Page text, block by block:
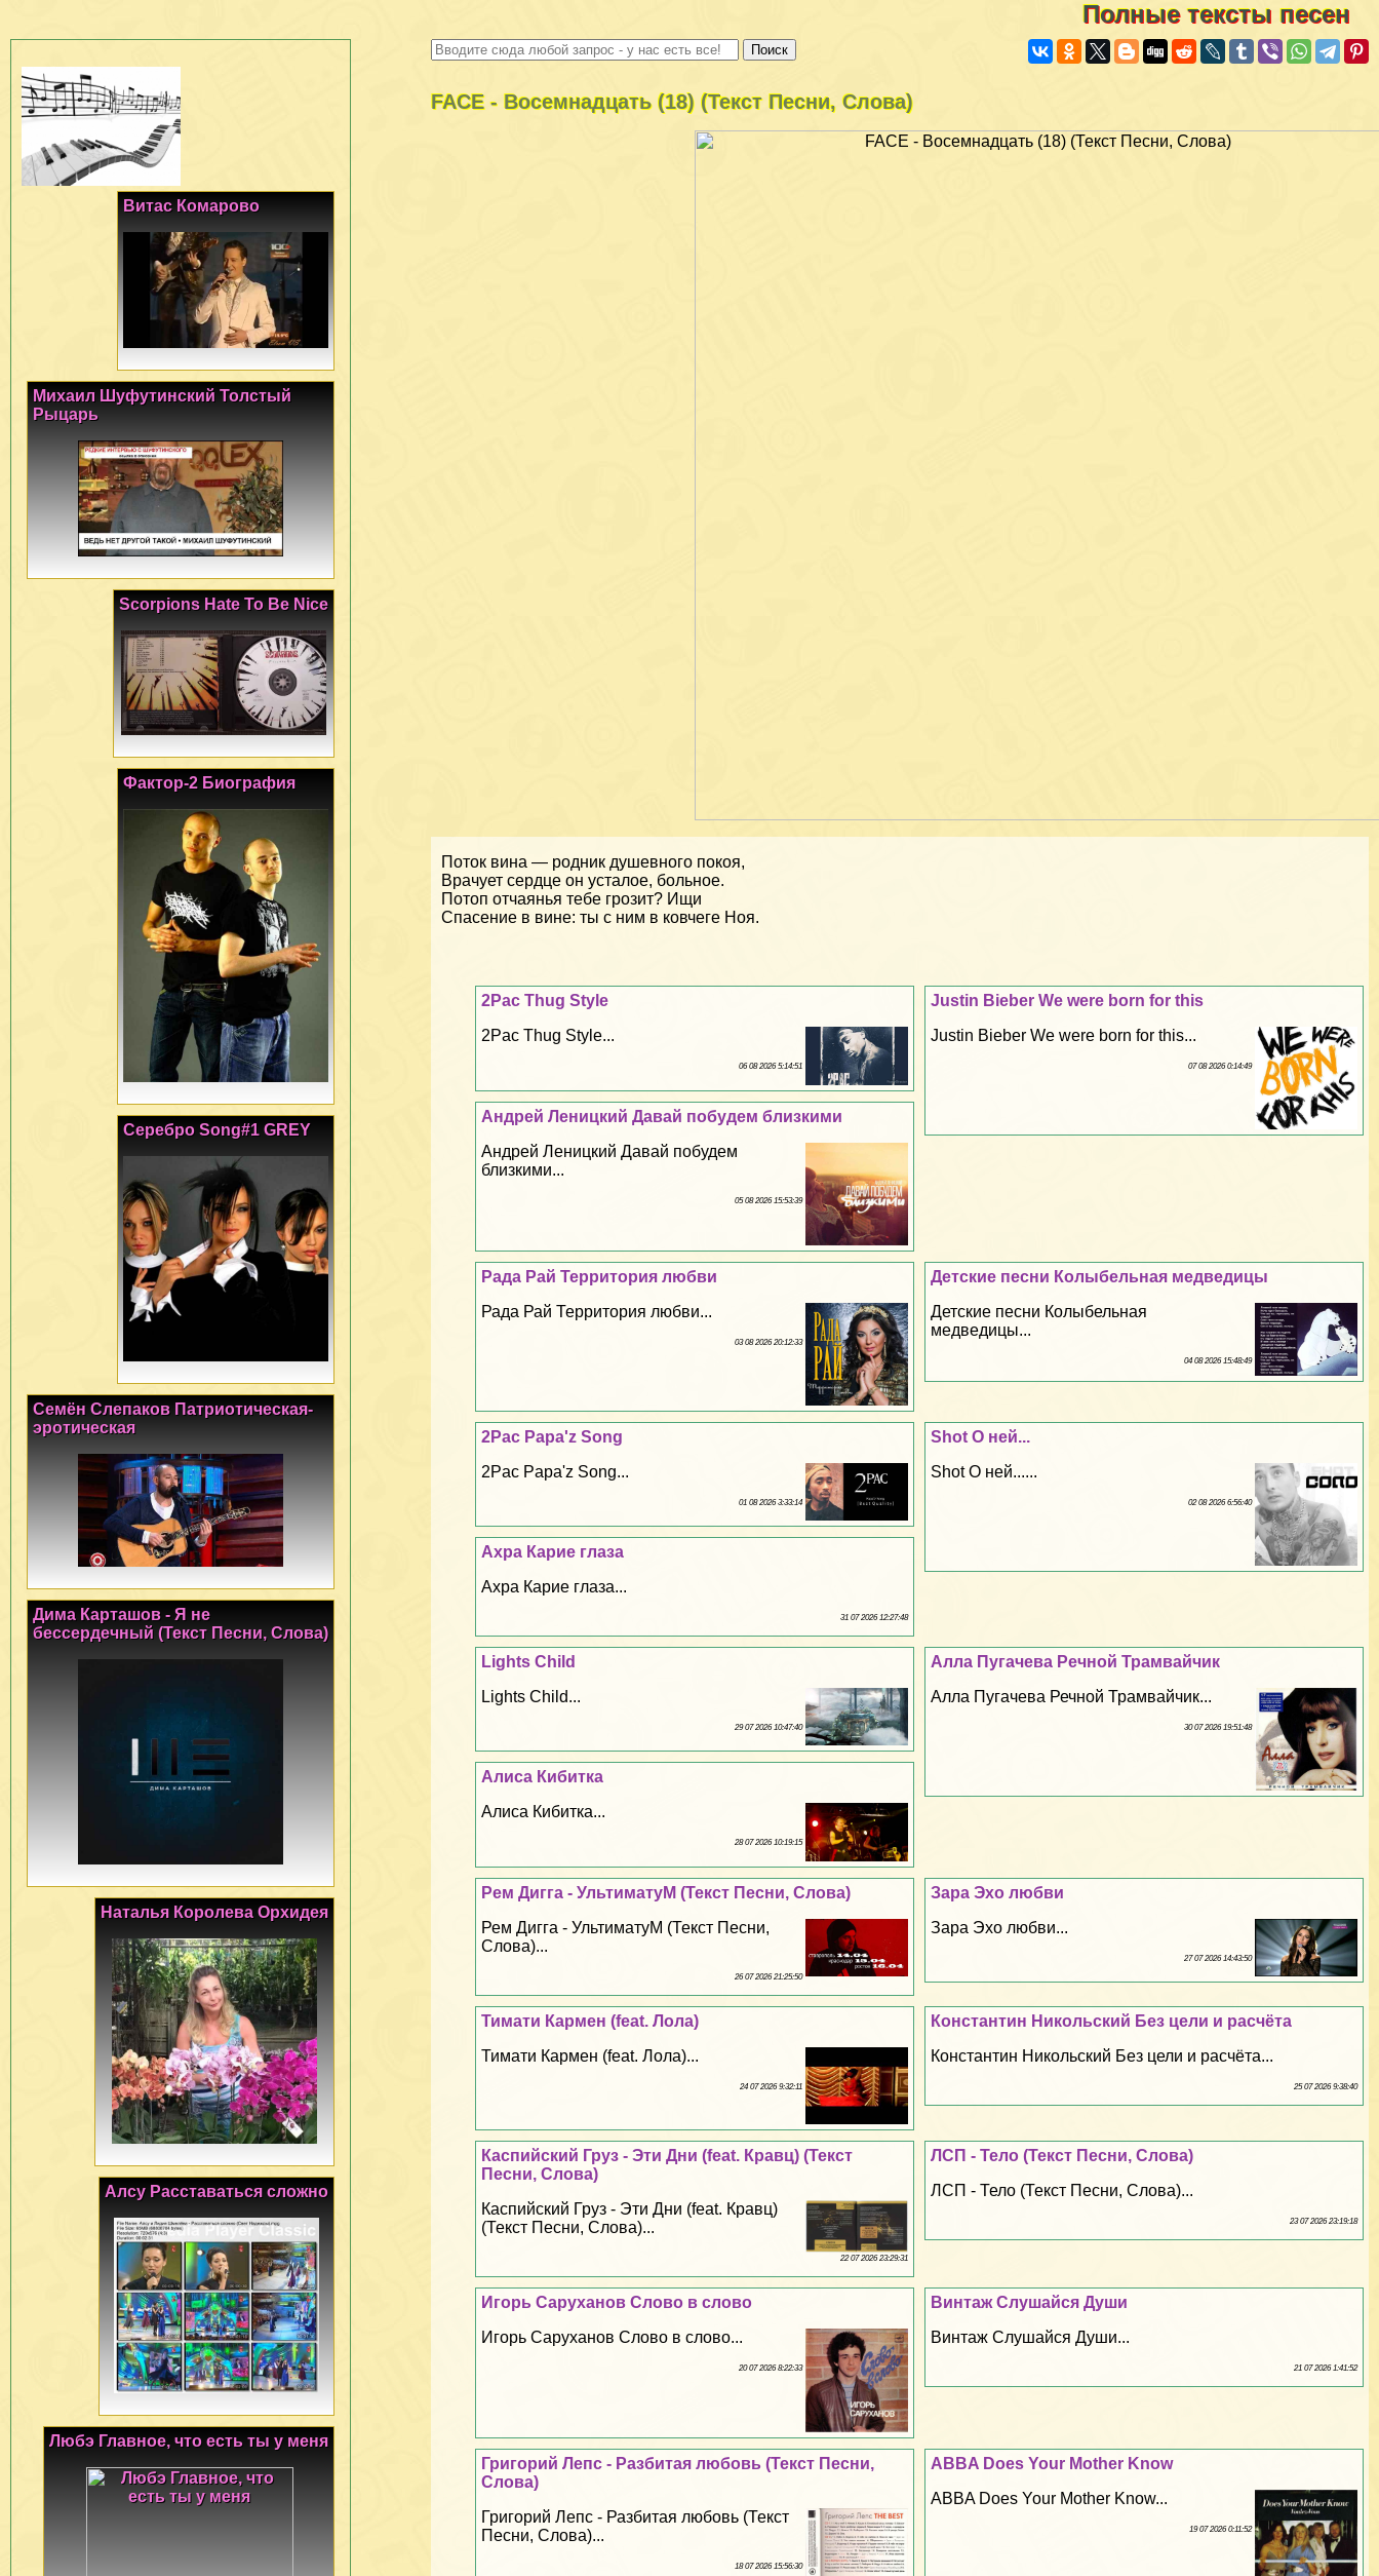
Полные тексты песен
FACE - Восемнадцать (18) (Текст Песни, Слова)
Поток вина — родник душевного покоя,
Врачует сердце он усталое, больное.
Потоп отчаянья тебе грозит? Ищи
Спасение в вине: ты с ним в ковчеге Ноя.
Justin Bieber We were born for this
Justin Bieber We were born for this...
07 08 2026 0:14:49
2Pac Thug Style
2Pac Thug Style...
06 08 2026 5:14:51
Андрей Леницкий Давай побудем близкими
Андрей Леницкий Давай побудем
близкими...
05 08 2026 15:53:39
Детские песни Колыбельная медведицы
Детские песни Колыбельная
медведицы...
04 08 2026 15:48:49
Рада Рай Территория любви
Рада Рай Территория любви...
03 08 2026 20:12:33
Shot О ней...
Shot О ней......
02 08 2026 6:56:40
2Pac Papa'z Song
2Pac Papa'z Song...
01 08 2026 3:33:14
Ахра Карие глаза
Ахра Карие глаза...
31 07 2026 12:27:48
Алла Пугачева Речной Трамвайчик
Алла Пугачева Речной Трамвайчик...
30 07 2026 19:51:48
Lights Child
Lights Child...
29 07 2026 10:47:40
Алиса Кибитка
Алиса Кибитка...
28 07 2026 10:19:15
Зара Эхо любви
Зара Эхо любви...
27 07 2026 14:43:50
Рем Дигга - УльтиматуМ (Текст Песни, Слова)
Рем Дигга - УльтиматуМ (Текст Песни,
Слова)...
26 07 2026 21:25:50
Константин Никольский Без цели и расчёта
Константин Никольский Без цели и расчёта...
25 07 2026 9:38:40
Тимати Кармен (feat. Лола)
Тимати Кармен (feat. Лола)...
24 07 2026 9:32:11
ЛСП - Тело (Текст Песни, Слова)
ЛСП - Тело (Текст Песни, Слова)...
23 07 2026 23:19:18
Каспийский Груз - Эти Дни (feat. Кравц) (Текст
Песни, Слова)
Каспийский Груз - Эти Дни (feat. Кравц)
(Текст Песни, Слова)...
22 07 2026 23:29:31
Винтаж Слушайся Души
Винтаж Слушайся Души...
21 07 2026 1:41:52
Игорь Саруханов Слово в слово
Игорь Саруханов Слово в слово...
20 07 2026 8:22:33
ABBA Does Your Mother Know
ABBA Does Your Mother Know...
19 07 2026 0:11:52
Григорий Лепс - Разбитая любовь (Текст Песни,
Слова)
Григорий Лепс - Разбитая любовь (Текст
Песни, Слова)...
18 07 2026 15:56:30
Витас Комарово
Михаил Шуфутинский Толстый
Рыцарь
Scorpions Hate To Be Nice
Фактор-2 Биография
Серебро Song#1 GREY
Семён Слепаков Патриотическая-
эротическая
Дима Карташов - Я не
бессердечный (Текст Песни, Слова)
Наталья Королева Орхидея
Алсу Расставаться сложно
Любэ Главное, что есть ты у меня